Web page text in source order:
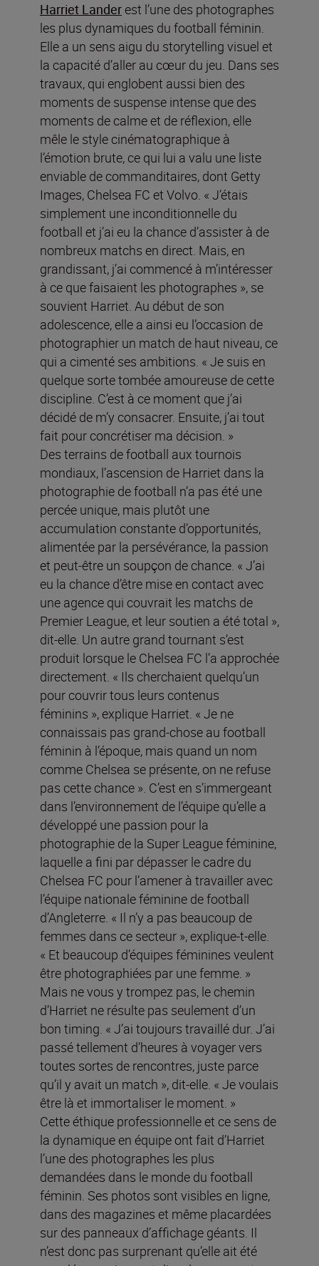
Harriet Lander est l’une des photographes
les plus dynamiques du football féminin.
Elle a un sens aigu du storytelling visuel et
la capacité d’aller au cœur du jeu. Dans ses
travaux, qui englobent aussi bien des
moments de suspense intense que des
moments de calme et de réflexion, elle
mêle le style cinématographique à
l’émotion brute, ce qui lui a valu une liste
enviable de commanditaires, dont Getty
Images, Chelsea FC et Volvo. « J’étais
simplement une inconditionnelle du
football et j’ai eu la chance d’assister à de
nombreux matchs en direct. Mais, en
grandissant, j’ai commencé à m’intéresser
à ce que faisaient les photographes », se
souvient Harriet. Au début de son
adolescence, elle a ainsi eu l’occasion de
photographier un match de haut niveau, ce
qui a cimenté ses ambitions. « Je suis en
quelque sorte tombée amoureuse de cette
discipline. C’est à ce moment que j’ai
décidé de m’y consacrer. Ensuite, j’ai tout
fait pour concrétiser ma décision. »
Des terrains de football aux tournois
mondiaux, l’ascension de Harriet dans la
photographie de football n’a pas été une
percée unique, mais plutôt une
accumulation constante d’opportunités,
alimentée par la persévérance, la passion
et peut-être un soupçon de chance. « J’ai
eu la chance d’être mise en contact avec
une agence qui couvrait les matchs de
Premier League, et leur soutien a été total »,
dit-elle. Un autre grand tournant s’est
produit lorsque le Chelsea FC l’a approchée
directement. « Ils cherchaient quelqu’un
pour couvrir tous leurs contenus
féminins », explique Harriet. « Je ne
connaissais pas grand-chose au football
féminin à l’époque, mais quand un nom
comme Chelsea se présente, on ne refuse
pas cette chance ». C’est en s’immergeant
dans l’environnement de l’équipe qu’elle a
développé une passion pour la
photographie de la Super League féminine,
laquelle a fini par dépasser le cadre du
Chelsea FC pour l’amener à travailler avec
l’équipe nationale féminine de football
d’Angleterre. « Il n’y a pas beaucoup de
femmes dans ce secteur », explique-t-elle.
« Et beaucoup d’équipes féminines veulent
être photographiées par une femme. »
Mais ne vous y trompez pas, le chemin
d’Harriet ne résulte pas seulement d’un
bon timing. « J’ai toujours travaillé dur. J’ai
passé tellement d’heures à voyager vers
toutes sortes de rencontres, juste parce
qu’il y avait un match », dit-elle. « Je voulais
être là et immortaliser le moment. »
Cette éthique professionnelle et ce sens de
la dynamique en équipe ont fait d’Harriet
l’une des photographes les plus
demandées dans le monde du football
féminin. Ses photos sont visibles en ligne,
dans des magazines et même placardées
sur des panneaux d’affichage géants. Il
n’est donc pas surprenant qu’elle ait été